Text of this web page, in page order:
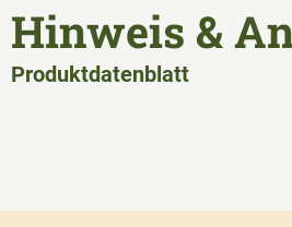
Hinweis &
Produktdatenblatt